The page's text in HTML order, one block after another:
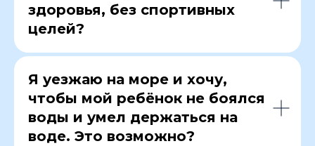
здоровья, без спортивных
целей?
Я уезжаю на море и хочу,
чтобы мой ребёнок не боялся
воды и умел держаться на
воде. Это возможно?